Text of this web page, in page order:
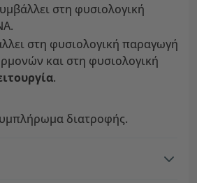
στη φυσιολογική
στη φυσιολογική παραγωγή
και στη φυσιολογική
.
διατροφής.